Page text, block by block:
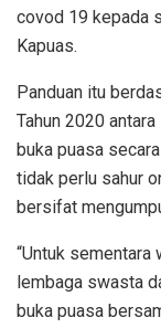
covod 19 kepada
Kapuas.
Panduan itu
Tahun 2020
buka puasa
tidak perlu sahur
bersifat
“Untuk sementara
lembaga swasta
buka puasa